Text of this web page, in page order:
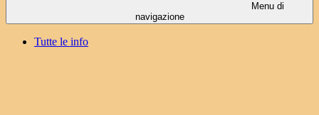
Menu di
navigazione
Tutte le info